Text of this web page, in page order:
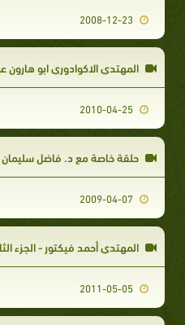
المهتدي الاكوادوري ابو هارون
حلقة خاصة مع د. فاضل سليمان
المهتدي أحمد فيكتور - الجزء